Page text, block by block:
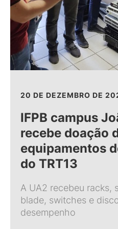
20 DE DEZEMBRO DE
IFPB campus
recebe doação
equipamentos
do TRT13
A UA2 recebeu racks,
blade, switches e
desempenho